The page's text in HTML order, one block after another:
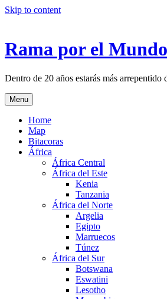
Skip to content
Rama por el Mundo
Dentro de 20 años estarás más
Menu
Home
Map
Bitacoras
África
África Central
África del Este
Kenia
Tanzania
África del Norte
Argelia
Egipto
Marruecos
Túnez
África del Sur
Botswana
Eswatini
Lesotho